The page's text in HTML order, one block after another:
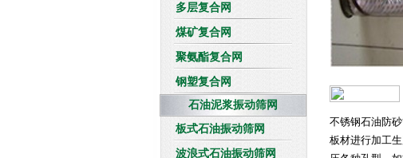
多层复合网
煤矿复合网
聚氨酯复合网
钢塑复合网
石油泥浆振动筛网
板式石油振动筛网
波浪式石油振动筛网
不锈钢石油防
板材进行加工